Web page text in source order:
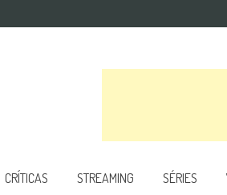
CRÍTICAS STREAMING SÉRIES